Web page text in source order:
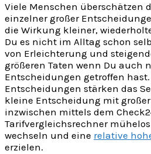
Viele Menschen überschätzen
einzelner großer
die Wirkung kleiner,
Du es nicht im Alltag schon
von Erleichterung und
größeren Taten wenn Du auch
Entscheidungen getroffen
Entscheidungen stärken das
kleine Entscheidung mit
inzwischen mittels dem
Tarifvergleichsrechner
wechseln und eine relative
erzielen.